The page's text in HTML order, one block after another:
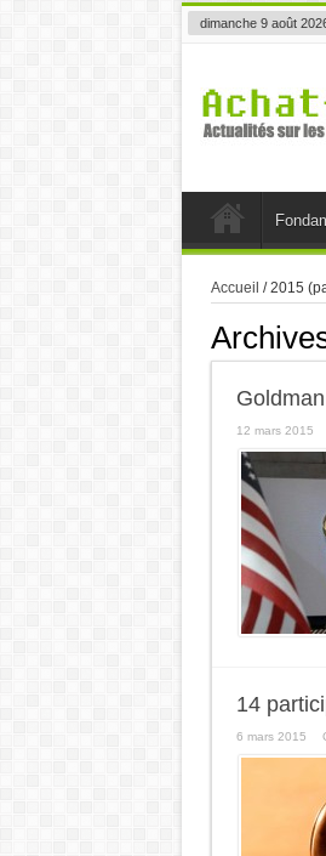
dimanche 9 août
Accueil /2015
12 mars 2015
14
6 mars 2015